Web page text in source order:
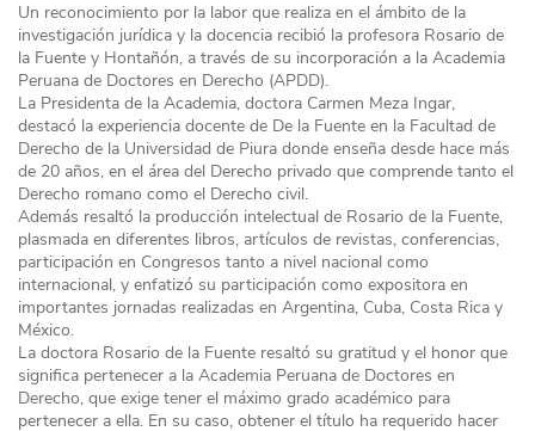
Un reconocimiento por la labor que realiza en el ámbito de la
investigación jurídica y la docencia recibió la profesora Rosario de
la Fuente y Hontañón, a través de su incorporación a la Academia
Peruana de Doctores en Derecho (APDD).
La Presidenta de la Academia, doctora Carmen Meza Ingar,
destacó la experiencia docente de De la Fuente en la Facultad de
Derecho de la Universidad de Piura donde enseña desde hace más
de 20 años, en el área del Derecho privado que comprende tanto el
Derecho romano como el Derecho civil.
Además resaltó la producción intelectual de Rosario de la Fuente,
plasmada en diferentes libros, artículos de revistas, conferencias,
participación en Congresos tanto a nivel nacional como
internacional, y enfatizó su participación como expositora en
importantes jornadas realizadas en Argentina, Cuba, Costa Rica y
México.
La doctora Rosario de la Fuente resaltó su gratitud y el honor que
significa pertenecer a la Academia Peruana de Doctores en
Derecho, que exige tener el máximo grado académico para
pertenecer a ella. En su caso, obtener el título ha requerido hacer